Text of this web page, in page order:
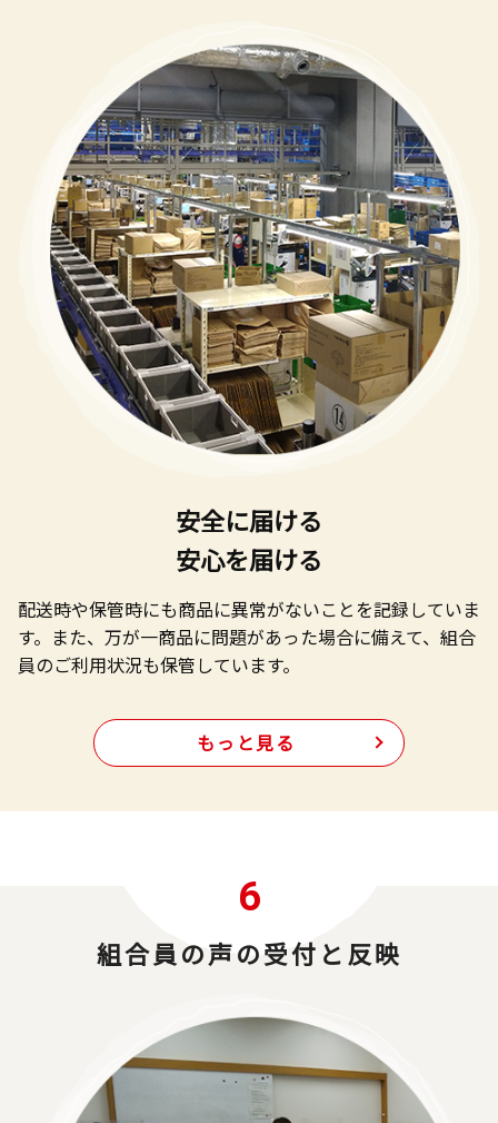
安全に届ける
安心を届ける
配送時や保管時にも商品に異常がないことを記録していま
す。また、万が一商品に問題があった場合に備えて、組合
員のご利用状況も保管しています。
もっと見る
6
組合員の声の受付と反映